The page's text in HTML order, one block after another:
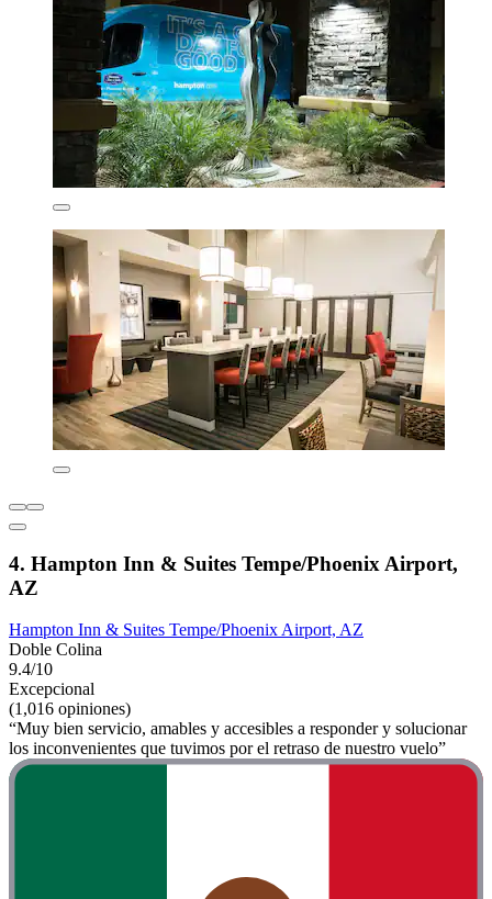
4. Hampton Inn & Suites Tempe/Phoenix Airport,
AZ
Hampton Inn & Suites Tempe/Phoenix Airport, AZ
Doble Colina
9.4/10
Excepcional
(1,016 opiniones)
“Muy bien servicio, amables y accesibles a responder y solucionar
los inconvenientes que tuvimos por el retraso de nuestro vuelo”